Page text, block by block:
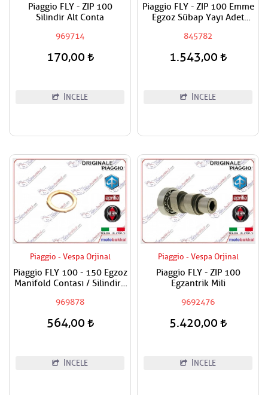
Piaggio FLY - ZIP 100
Silindir Alt Conta
969714
170,00
İNCELE
Piaggio FLY - ZIP 100 Emme
Egzoz Sübap Yayı Adet
845782
1.543,00
İNCELE
Piaggio - Vespa Orjinal
Piaggio FLY 100 - 150 Egzoz
Manifold Contası / Silindire
969878
564,00
İNCELE
Piaggio - Vespa Orjinal
Piaggio FLY - ZIP 100
Egzantrik Mili
9692476
5.420,00
İNCELE